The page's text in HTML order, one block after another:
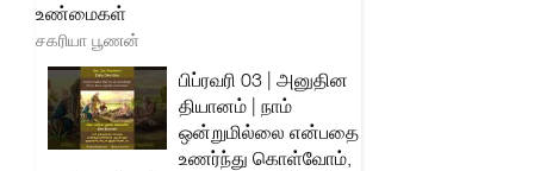
உண்மைகள்
சகரியா பூணன்
பிப்ரவரி 03 | அனுதின
தியானம் | நாம்
ஒன்றுமில்லை என்பதை
உணர்ந்து கொள்வோம்,